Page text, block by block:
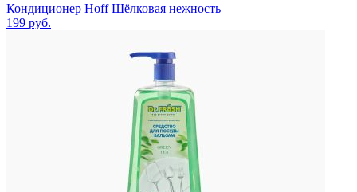
Кондиционер Hoff Шёлковая нежность
199 руб.